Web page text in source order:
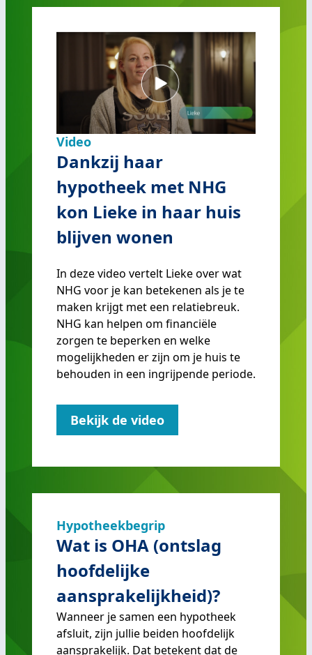
Video
Dankzij haar
hypotheek met NHG
kon Lieke in haar huis
blijven wonen
In deze video vertelt Lieke over wat
NHG voor je kan betekenen als je te
maken krijgt met een relatiebreuk.
NHG kan helpen om financiële
zorgen te beperken en welke
mogelijkheden er zijn om je huis te
behouden in een ingrijpende periode.
Bekijk de video
Hypotheekbegrip
Wat is OHA (ontslag
hoofdelijke
aansprakelijkheid)?
Wanneer je samen een hypotheek
afsluit, zijn jullie beiden hoofdelijk
aansprakelijk. Dat betekent dat de